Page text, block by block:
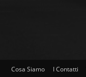
Cosa Siamo I Contatti